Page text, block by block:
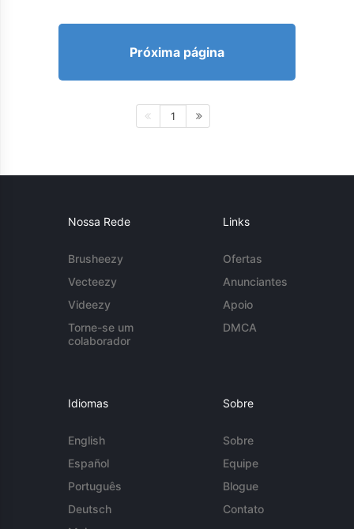
Próxima página
1
Nossa Rede
Brusheezy
Vecteezy
Videezy
Torne-se um
colaborador
Links
Ofertas
Anunciantes
Apoio
DMCA
Idiomas
English
Español
Português
Deutsch
Sobre
Sobre
Equipe
Blogue
Contato